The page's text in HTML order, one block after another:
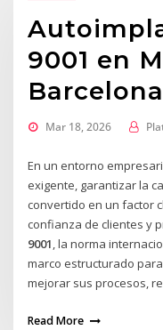
9001 en
Mar 18, 2026
En un entorno
exigente, garantizar la
convertido en un factor
confianza de clientes y
9001, la norma
marco estructurado
mejorar sus procesos,
Read More